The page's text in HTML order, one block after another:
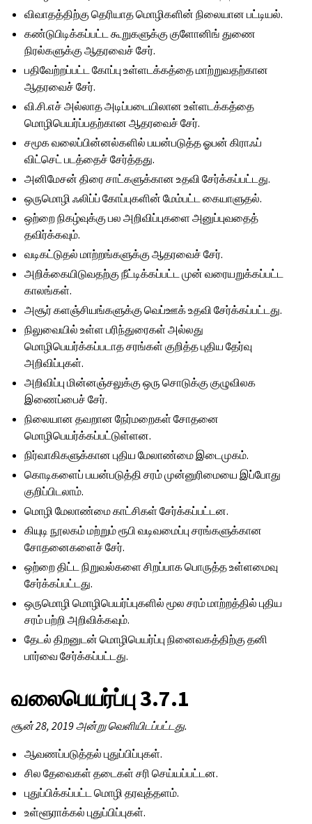
விவாதத்திற்கு தெரியாத மொழிகளின் நிலையான பட்டியல்.
கண்டுபிடிக்கப்பட்ட கூறுகளுக்கு குளோனிங் துணை
நிரல்களுக்கு ஆதரவைச் சேர்.
பதிவேற்றப்பட்ட கோப்பு உள்ளடக்கத்தை மாற்றுவதற்கான
ஆதரவைச் சேர்.
வி.சி.எச் அல்லாத அடிப்படையிலான உள்ளடக்கத்தை
மொழிபெயர்ப்பதற்கான ஆதரவைச் சேர்.
சமூக வலைப்பின்னல்களில் பயன்படுத்த ஓபன் கிராஃப்
விட்செட் படத்தைச் சேர்த்தது.
அனிமேசன் திரை சாட்களுக்கான உதவி சேர்க்கப்பட்டது.
ஒருமொழி ஃலிப்ப் கோப்புகளின் மேம்பட்ட கையாளுதல்.
ஒற்றை நிகழ்வுக்கு பல அறிவிப்புகளை அனுப்புவதைத்
தவிர்க்கவும்.
வடிகட்டுதல் மாற்றங்களுக்கு ஆதரவைச் சேர்.
அறிக்கையிடுவதற்கு நீட்டிக்கப்பட்ட முன் வரையறுக்கப்பட்ட
காலங்கள்.
அசூர் களஞ்சியங்களுக்கு வெப்ஊக் உதவி சேர்க்கப்பட்டது.
நிலுவையில் உள்ள பரிந்துரைகள் அல்லது
மொழிபெயர்க்கப்படாத சரங்கள் குறித்த புதிய தேர்வு
அறிவிப்புகள்.
அறிவிப்பு மின்னஞ்சலுக்கு ஒரு சொடுக்கு குழுவிலக
இணைப்பைச் சேர்.
நிலையான தவறான நேர்மறைகள் சோதனை
மொழிபெயர்க்கப்பட்டுள்ளன.
நிர்வாகிகளுக்கான புதிய மேலாண்மை இடைமுகம்.
கொடிகளைப் பயன்படுத்தி சரம் முன்னுரிமையை இப்போது
குறிப்பிடலாம்.
மொழி மேலாண்மை காட்சிகள் சேர்க்கப்பட்டன.
கியுடி நூலகம் மற்றும் ரூபி வடிவமைப்பு சரங்களுக்கான
சோதனைகளைச் சேர்.
ஒற்றை திட்ட நிறுவல்களை சிறப்பாக பொருத்த உள்ளமைவு
சேர்க்கப்பட்டது.
ஒருமொழி மொழிபெயர்ப்புகளில் மூல சரம் மாற்றத்தில் புதிய
சரம் பற்றி அறிவிக்கவும்.
தேடல் திறனுடன் மொழிபெயர்ப்பு நினைவகத்திற்கு தனி
பார்வை சேர்க்கப்பட்டது.
வலைபெயர்ப்பு 3.7.1
சூன் 28, 2019 அன்று வெளியிடப்பட்டது.
ஆவணப்படுத்தல் புதுப்பிப்புகள்.
சில தேவைகள் தடைகள் சரி செய்யப்பட்டன.
புதுப்பிக்கப்பட்ட மொழி தரவுத்தளம்.
உள்ளூராக்கல் புதுப்பிப்புகள்.